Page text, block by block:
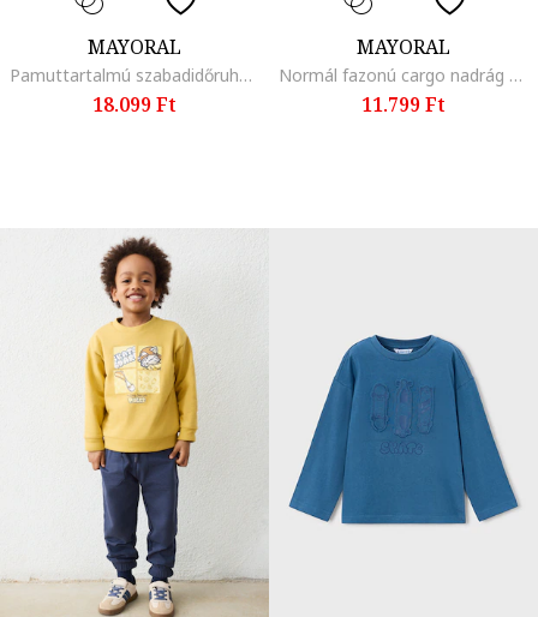
MAYORAL
Pamuttartalmú szabadidőruha és felső szett - 3 részes, Olajkék/Tengerészkék
18.099 Ft
MAYORAL
Normál fazonú cargo nadrág középmagas derékrésszel, Sötétkék
11.799 Ft